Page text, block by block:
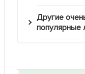
Другие очень
популярные